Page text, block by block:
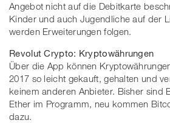
Angebot nicht auf die Debitkarte
Kinder und auch Jugendliche auf der
werden Erweiterungen folgen.
Revolut Crypto: Kryptowährungen
Über die App können
2017 so leicht gekauft, gehalten und
keinem anderen Anbieter. Bisher sind
Ether im Programm, neu kommen
dazu.